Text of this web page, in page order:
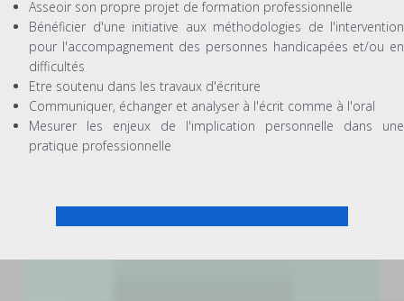
Asseoir son propre projet de formation professionnelle
Bénéficier d'une initiative aux méthodologies de l'intervention
pour l'accompagnement des personnes handicapées et/ou en
difficultés
Etre soutenu dans les travaux d'écriture
Communiquer, échanger et analyser à l'écrit comme à l'oral
Mesurer les enjeux de l'implication personnelle dans une
pratique professionnelle